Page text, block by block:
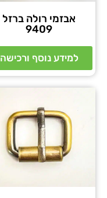
אבזמי רולה ברזל
9409
למידע נוסף ורכישה